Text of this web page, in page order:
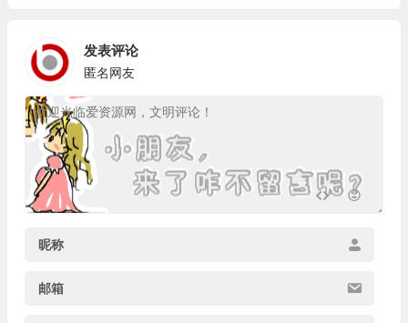
发表评论
匿名网友
昵称
邮箱